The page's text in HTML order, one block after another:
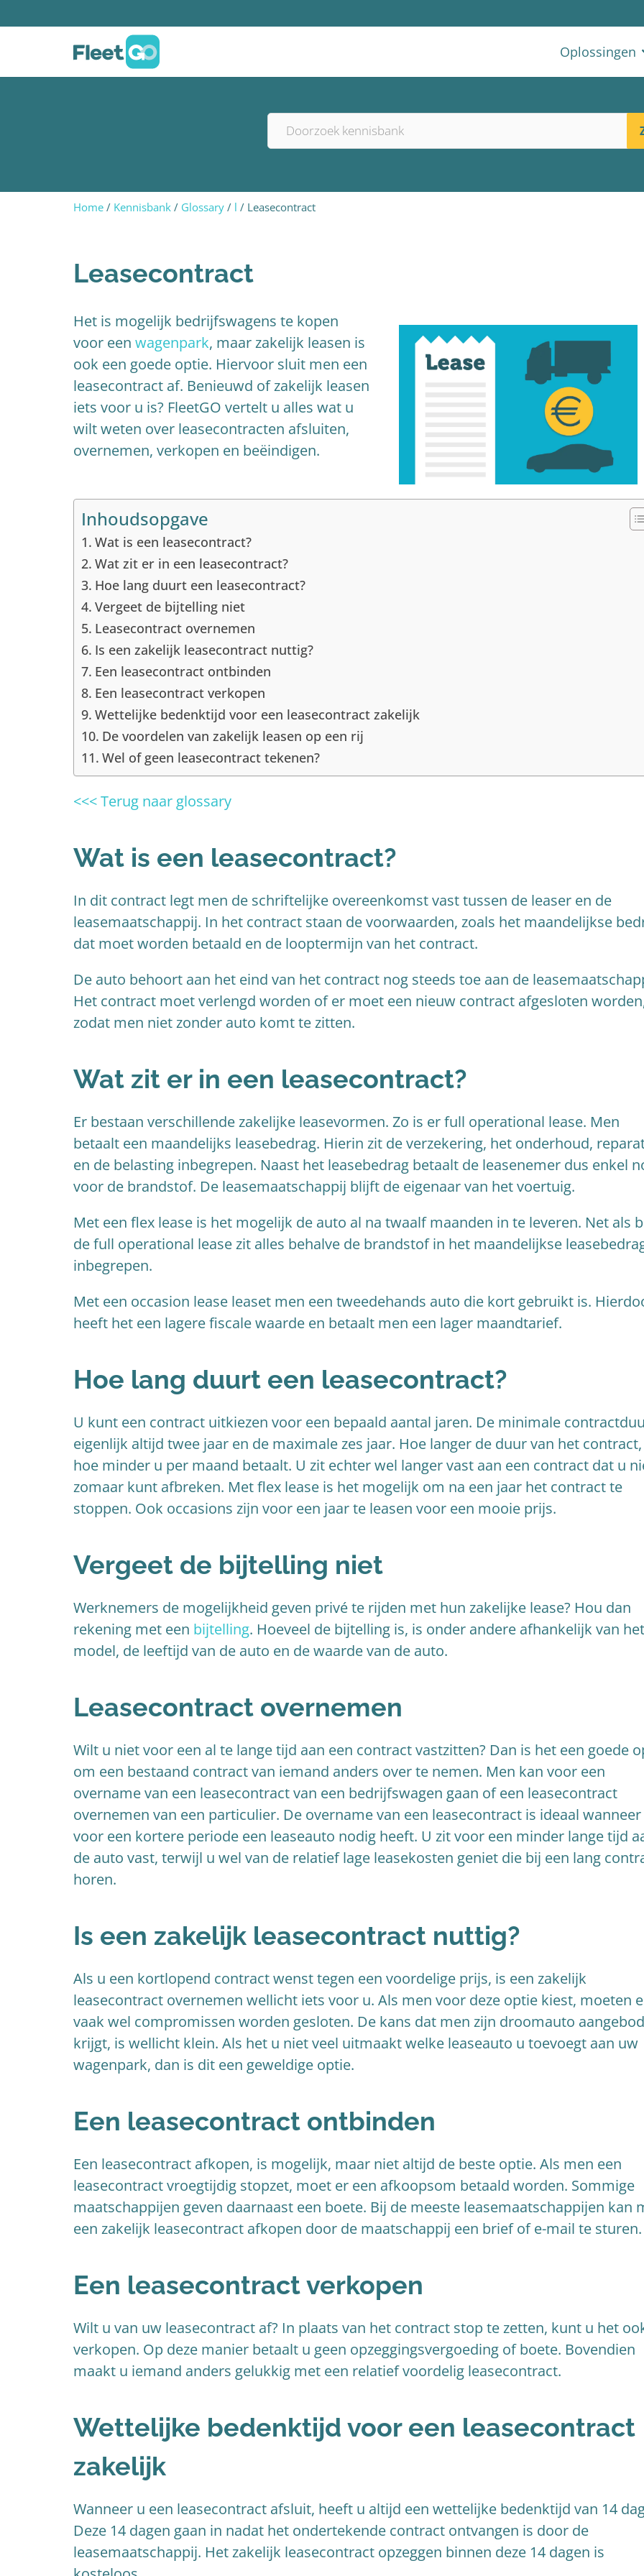
Oplossingen
Home Kennisbank Glossary l Leasecontract
Leasecontract
Het is mogelijk bedrijfswagens te kopen
voor een wagenpark, maar zakelijk leasen is
ook een goede optie. Hiervoor sluit men een
leasecontract af. Benieuwd of zakelijk leasen
iets voor u is? FleetGO vertelt u alles wat u
wilt weten over leasecontracten afsluiten,
overnemen, verkopen en beëindigen.
Inhoudsopgave
Wat is een leasecontract?
Wat zit er in een leasecontract?
Hoe lang duurt een leasecontract?
Vergeet de bijtelling niet
Leasecontract overnemen
Is een zakelijk leasecontract nuttig?
Een leasecontract ontbinden
Een leasecontract verkopen
Wettelijke bedenktijd voor een leasecontract zakelijk
De voordelen van zakelijk leasen op een rij
Wel of geen leasecontract tekenen?
<<< Terug naar glossary
Wat is een leasecontract?
In dit contract legt men de schriftelijke overeenkomst vast tussen de leaser en de
leasemaatschappij. In het contract staan de voorwaarden, zoals het maandelijkse
dat moet worden betaald en de looptermijn van het contract.
De auto behoort aan het eind van het contract nog steeds toe aan de
Het contract moet verlengd worden of er moet een nieuw contract afgesloten
zodat men niet zonder auto komt te zitten.
Wat zit er in een leasecontract?
Er bestaan verschillende zakelijke leasevormen. Zo is er full operational lease. Men
betaalt een maandelijks leasebedrag. Hierin zit de verzekering, het onderhoud,
en de belasting inbegrepen. Naast het leasebedrag betaalt de leasenemer dus enkel
voor de brandstof. De leasemaatschappij blijft de eigenaar van het voertuig.
Met een flex lease is het mogelijk de auto al na twaalf maanden in te leveren. Net als
de full operational lease zit alles behalve de brandstof in het maandelijkse
inbegrepen.
Met een occasion lease leaset men een tweedehands auto die kort gebruikt is.
heeft het een lagere fiscale waarde en betaalt men een lager maandtarief.
Hoe lang duurt een leasecontract?
U kunt een contract uitkiezen voor een bepaald aantal jaren. De minimale
eigenlijk altijd twee jaar en de maximale zes jaar. Hoe langer de duur van het contract,
hoe minder u per maand betaalt. U zit echter wel langer vast aan een contract dat u
zomaar kunt afbreken. Met flex lease is het mogelijk om na een jaar het contract te
stoppen. Ook occasions zijn voor een jaar te leasen voor een mooie prijs.
Vergeet de bijtelling niet
Werknemers de mogelijkheid geven privé te rijden met hun zakelijke lease? Hou dan
rekening met een bijtelling. Hoeveel de bijtelling is, is onder andere afhankelijk van het
model, de leeftijd van de auto en de waarde van de auto.
Leasecontract overnemen
Wilt u niet voor een al te lange tijd aan een contract vastzitten? Dan is het een goede
om een bestaand contract van iemand anders over te nemen. Men kan voor een
overname van een leasecontract van een bedrijfswagen gaan of een leasecontract
overnemen van een particulier. De overname van een leasecontract is ideaal wanneer
voor een kortere periode een leaseauto nodig heeft. U zit voor een minder lange tijd
de auto vast, terwijl u wel van de relatief lage leasekosten geniet die bij een lang
horen.
Is een zakelijk leasecontract nuttig?
Als u een kortlopend contract wenst tegen een voordelige prijs, is een zakelijk
leasecontract overnemen wellicht iets voor u. Als men voor deze optie kiest, moeten
vaak wel compromissen worden gesloten. De kans dat men zijn droomauto
krijgt, is wellicht klein. Als het u niet veel uitmaakt welke leaseauto u toevoegt aan uw
wagenpark, dan is dit een geweldige optie.
Een leasecontract ontbinden
Een leasecontract afkopen, is mogelijk, maar niet altijd de beste optie. Als men een
leasecontract vroegtijdig stopzet, moet er een afkoopsom betaald worden. Sommige
maatschappijen geven daarnaast een boete. Bij de meeste leasemaatschappijen kan
een zakelijk leasecontract afkopen door de maatschappij een brief of e-mail te sturen.
Een leasecontract verkopen
Wilt u van uw leasecontract af? In plaats van het contract stop te zetten, kunt u het
verkopen. Op deze manier betaalt u geen opzeggingsvergoeding of boete. Bovendien
maakt u iemand anders gelukkig met een relatief voordelig leasecontract.
Wettelijke bedenktijd voor een leasecontract
zakelijk
Wanneer u een leasecontract afsluit, heeft u altijd een wettelijke bedenktijd van 14
Deze 14 dagen gaan in nadat het ondertekende contract ontvangen is door de
leasemaatschappij. Het zakelijk leasecontract opzeggen binnen deze 14 dagen is